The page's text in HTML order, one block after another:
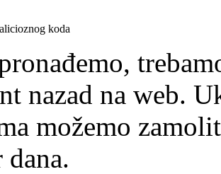
koda
nazad na web.
možemo